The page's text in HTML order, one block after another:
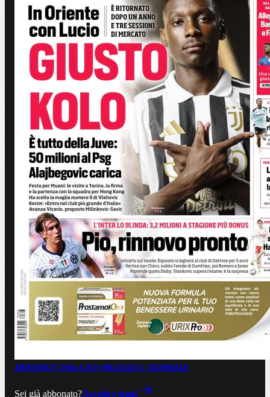
ABBONATI ORA A €0,99LEGGI IL GIORNALE
Sei già abbonato?Accedi e leggi